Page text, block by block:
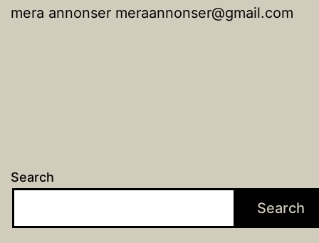
mera annonser meraannonser@gmail.com
Search
Search